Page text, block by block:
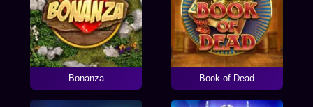
Bonanza Book of Dead